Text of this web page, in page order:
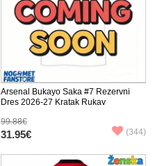
Arsenal Bukayo Saka #7 Rezervni
Dres 2026-27 Kratak Rukav
99.88€
31.95€ (344)